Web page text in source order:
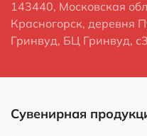
143440, Московская
Красногорск, деревня
Гринвуд, БЦ Гринвуд,
Сувенирная